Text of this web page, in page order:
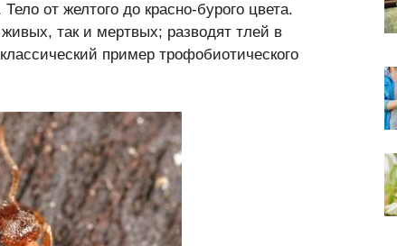
от желтого до красно-бурого цвета.
так и мертвых; разводят тлей в
пример трофобиотического